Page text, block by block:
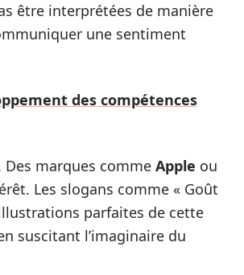
être interprétées de manière
une sentiment
des compétences
marques comme Apple ou
Les slogans comme « Goût
parfaites de cette
suscitant l’imaginaire du